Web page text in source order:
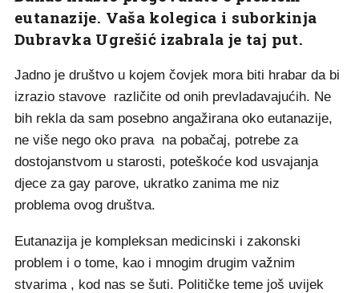
eutanazije. Vaša kolegica i suborkinja
Dubravka Ugrešić izabrala je taj put.
Jadno je društvo u kojem čovjek mora biti hrabar da bi
izrazio stavove različite od onih prevladavajućih. Ne
bih rekla da sam posebno angažirana oko eutanazije,
ne više nego oko prava na pobačaj, potrebe za
dostojanstvom u starosti, poteškoće kod usvajanja
djece za gay parove, ukratko zanima me niz
problema ovog društva.
Eutanazija je kompleksan medicinski i zakonski
problem i o tome, kao i mnogim drugim važnim
stvarima , kod nas se šuti. Političke teme još uvijek